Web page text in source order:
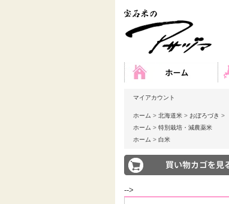
マイアカウント
ホーム > 北海道米 > おぼろづき >
ホーム > 特別栽培・減農薬米
ホーム > 白米
-->